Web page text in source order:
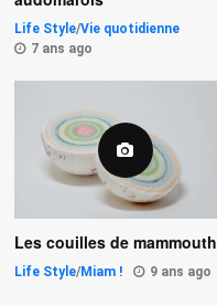
Life Style/Vie quotidienne
7 ans ago
Les couilles de mammouth
Life Style/Miam ! 9 ans ago